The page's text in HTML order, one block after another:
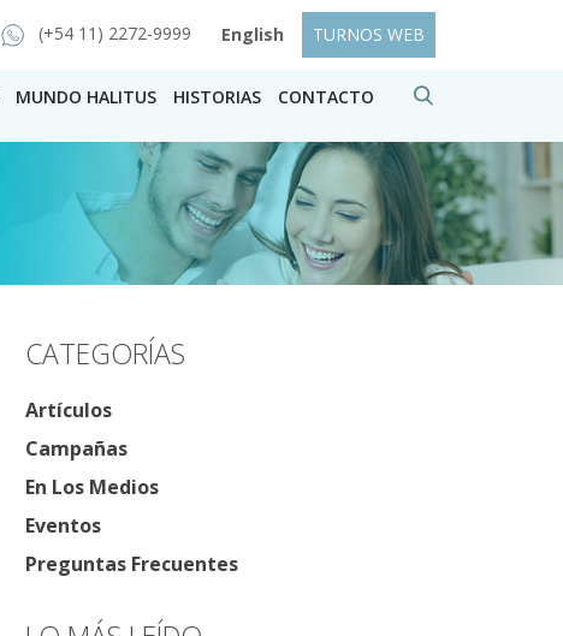
(+54 11) 2272-9999 English TURNOS WEB
MUNDO HALITUS HISTORIAS CONTACTO
CATEGORÍAS
Artículos
Campañas
En Los Medios
Eventos
Preguntas Frecuentes